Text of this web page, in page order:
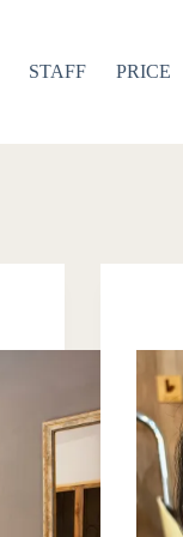
STAFF PRICE